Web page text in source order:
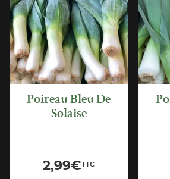
Poireau Bleu De
Solaise
2,99€TTC
APERÇU
RAPIDE